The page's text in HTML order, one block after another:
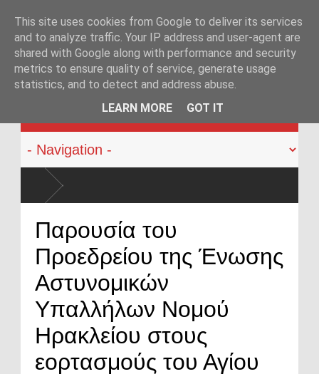
KATEHACKER
Παρουσία του
Προεδρείου της Ένωσης
Αστυνομικών
Υπαλλήλων Νομού
Ηρακλείου στους
εορτασμούς του Αγίου
This site uses cookies from Google to deliver its services
and to analyze traffic. Your IP address and user-agent are
shared with Google along with performance and security
metrics to ensure quality of service, generate usage
statistics, and to detect and address abuse.
LEARN MORE
GOT IT